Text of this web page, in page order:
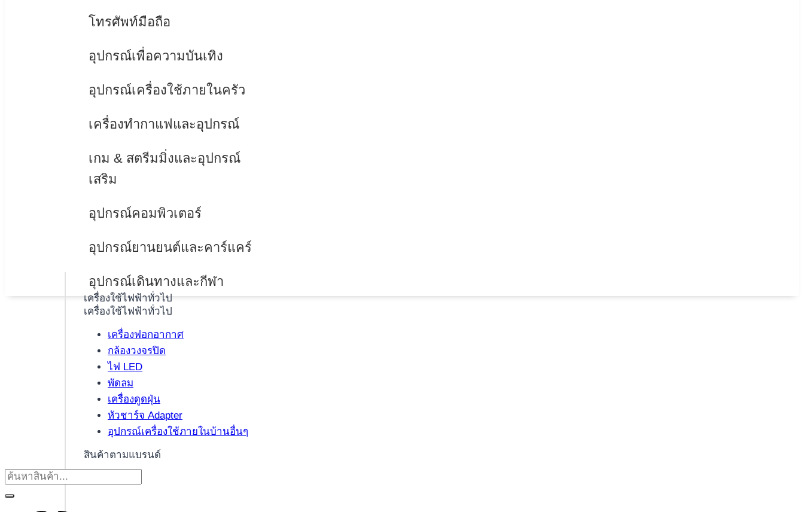
โทรศัพท์มือถือ
อุปกรณ์เพื่อความบันเทิง
อุปกรณ์เครื่องใช้ภายในครัว
เครื่องทำกาแฟและอุปกรณ์
เกม & สตรีมมิ่งและอุปกรณ์
เสริม
อุปกรณ์คอมพิวเตอร์
อุปกรณ์ยานยนต์และคาร์แคร์
อุปกรณ์เดินทางและกีฬา
เครื่องใช้ไฟฟ้าทั่วไป
เครื่องใช้ไฟฟ้าทั่วไป
เครื่องฟอกอากาศ
กล้องวงจรปิด
ไฟ LED
พัดลม
เครื่องดูดฝุ่น
หัวชาร์จ Adapter
อุปกรณ์เครื่องใช้ภายในบ้านอื่นๆ
สินค้าตามแบรนด์